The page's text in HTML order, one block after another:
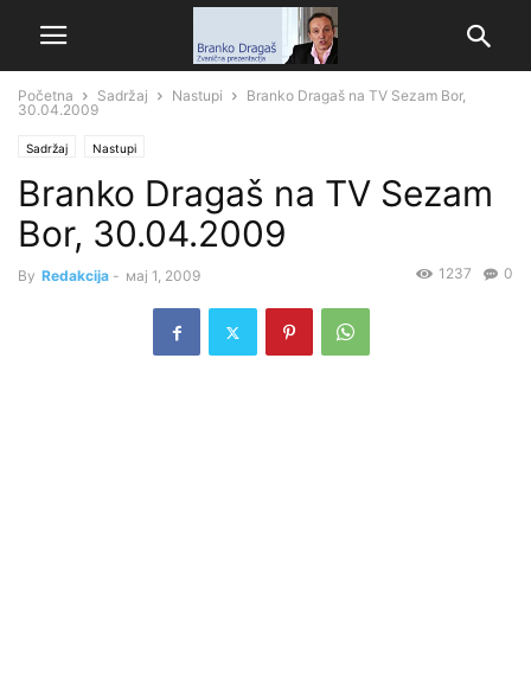
Početna Sadržaj Nastupi
Branko Dragaš na TV Sezam Bor,
30.04.2009
Sadržaj Nastupi
Branko Dragaš na TV Sezam
Bor, 30.04.2009
By Redakcija - мај 1, 2009 0
1237